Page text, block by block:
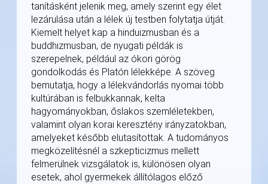
tanításként jelenik meg, amely szerint egy élet
lezárulása után a lélek új testben folytatja útját.
Kiemelt helyet kap a hinduizmusban és a
buddhizmusban, de nyugati példák is
szerepelnek, például az ókori görög
gondolkodás és Platón lélekképe. A szöveg
bemutatja, hogy a lélekvándorlás nyomai több
kultúrában is felbukkannak, kelta
hagyományokban, őslakos szemléletekben,
valamint olyan korai keresztény irányzatokban,
amelyeket később elutasítottak. A tudományos
megközelítésnél a szkepticizmus mellett
felmerülnek vizsgálatok is, különösen olyan
esetek, ahol gyermekek állítólagos előző